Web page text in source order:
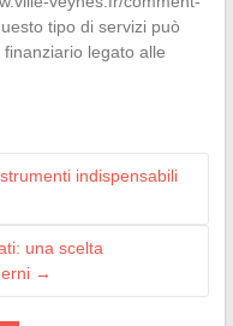
tipo di servizi può
legato alle
indispensabili
una scelta
→